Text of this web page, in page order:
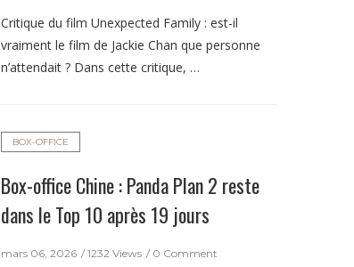
Critique du film Unexpected Family : est-il
vraiment le film de Jackie Chan que personne
n’attendait ? Dans cette critique, …
BOX-OFFICE
Box-office Chine : Panda Plan 2 reste
dans le Top 10 après 19 jours
mars 06, 2026 1232 Views 0 Comment